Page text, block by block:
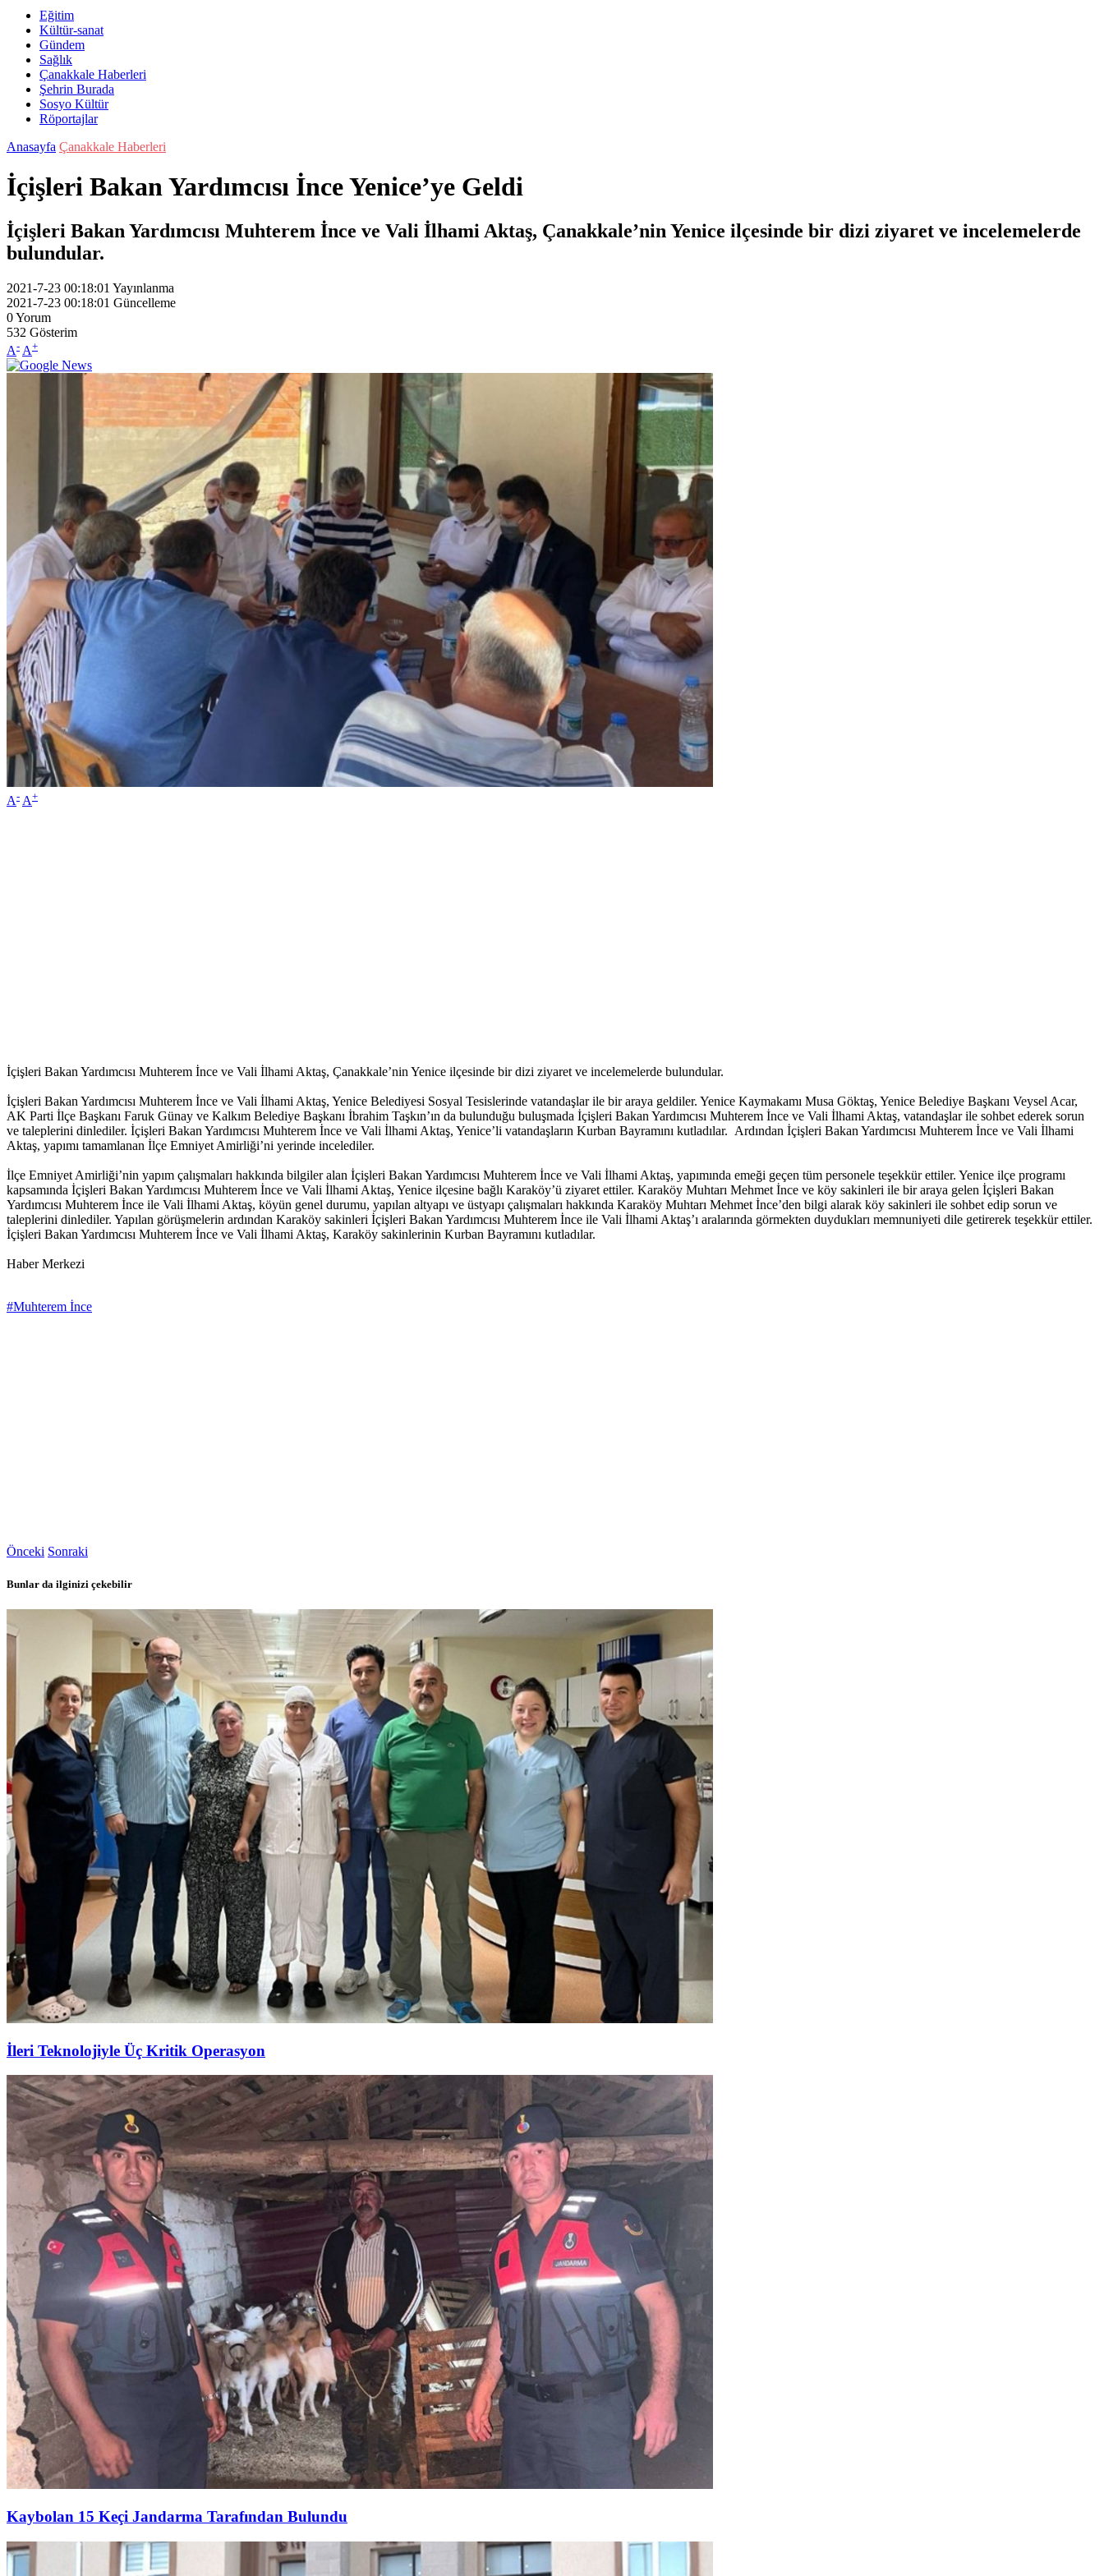
Eğitim
Kültür-sanat
Gündem
Sağlık
Çanakkale Haberleri
Şehrin Burada
Sosyo Kültür
Röportajlar
Anasayfa Çanakkale Haberleri
İçişleri Bakan Yardımcısı İnce Yenice’ye Geldi
İçişleri Bakan Yardımcısı Muhterem İnce ve Vali İlhami Aktaş, Çanakkale’nin Yenice ilçesinde bir dizi ziyaret ve incelemelerde
bulundular.
2021-7-23 00:18:01 Yayınlanma
2021-7-23 00:18:01 Güncelleme
0Yorum
532 Gösterim
A- A+
A- A+
İçişleri Bakan Yardımcısı Muhterem İnce ve Vali İlhami Aktaş, Çanakkale’nin Yenice ilçesinde bir dizi ziyaret ve incelemelerde bulundular.
İçişleri Bakan Yardımcısı Muhterem İnce ve Vali İlhami Aktaş, Yenice Belediyesi Sosyal Tesislerinde vatandaşlar ile bir araya geldiler. Yenice Kaymakamı Musa Göktaş, Yenice Belediye Başkanı Veysel Acar,
AK Parti İlçe Başkanı Faruk Günay ve Kalkım Belediye Başkanı İbrahim Taşkın’ın da bulunduğu buluşmada İçişleri Bakan Yardımcısı Muhterem İnce ve Vali İlhami Aktaş, vatandaşlar ile sohbet ederek sorun
ve taleplerini dinlediler. İçişleri Bakan Yardımcısı Muhterem İnce ve Vali İlhami Aktaş, Yenice’li vatandaşların Kurban Bayramını kutladılar. Ardından İçişleri Bakan Yardımcısı Muhterem İnce ve Vali İlhami
Aktaş, yapımı tamamlanan İlçe Emniyet Amirliği’ni yerinde incelediler.
İlçe Emniyet Amirliği’nin yapım çalışmaları hakkında bilgiler alan İçişleri Bakan Yardımcısı Muhterem İnce ve Vali İlhami Aktaş, yapımında emeği geçen tüm personele teşekkür ettiler. Yenice ilçe programı
kapsamında İçişleri Bakan Yardımcısı Muhterem İnce ve Vali İlhami Aktaş, Yenice ilçesine bağlı Karaköy’ü ziyaret ettiler. Karaköy Muhtarı Mehmet İnce ve köy sakinleri ile bir araya gelen İçişleri Bakan
Yardımcısı Muhterem İnce ile Vali İlhami Aktaş, köyün genel durumu, yapılan altyapı ve üstyapı çalışmaları hakkında Karaköy Muhtarı Mehmet İnce’den bilgi alarak köy sakinleri ile sohbet edip sorun ve
taleplerini dinlediler. Yapılan görüşmelerin ardından Karaköy sakinleri İçişleri Bakan Yardımcısı Muhterem İnce ile Vali İlhami Aktaş’ı aralarında görmekten duydukları memnuniyeti dile getirerek teşekkür ettiler.
İçişleri Bakan Yardımcısı Muhterem İnce ve Vali İlhami Aktaş, Karaköy sakinlerinin Kurban Bayramını kutladılar.
Haber Merkezi
#Muhterem İnce
Önceki Sonraki
Bunlar da ilginizi çekebilir
İleri Teknolojiyle Üç Kritik Operasyon
Kaybolan 15 Keçi Jandarma Tarafından Bulundu